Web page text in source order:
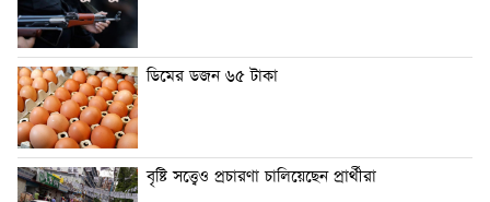
ডিমের ডজন ৬৫ টাকা
বৃষ্টি সত্ত্বেও প্রচারণা চালিয়েছেন প্রার্থীরা